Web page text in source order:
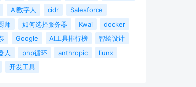
AI数字人 cidr
Salesforce
师
如何选择服务器 Kwai
docker
Google AI工具排行榜
智绘设计
人
php循环 anthropic
liunx
开发工具